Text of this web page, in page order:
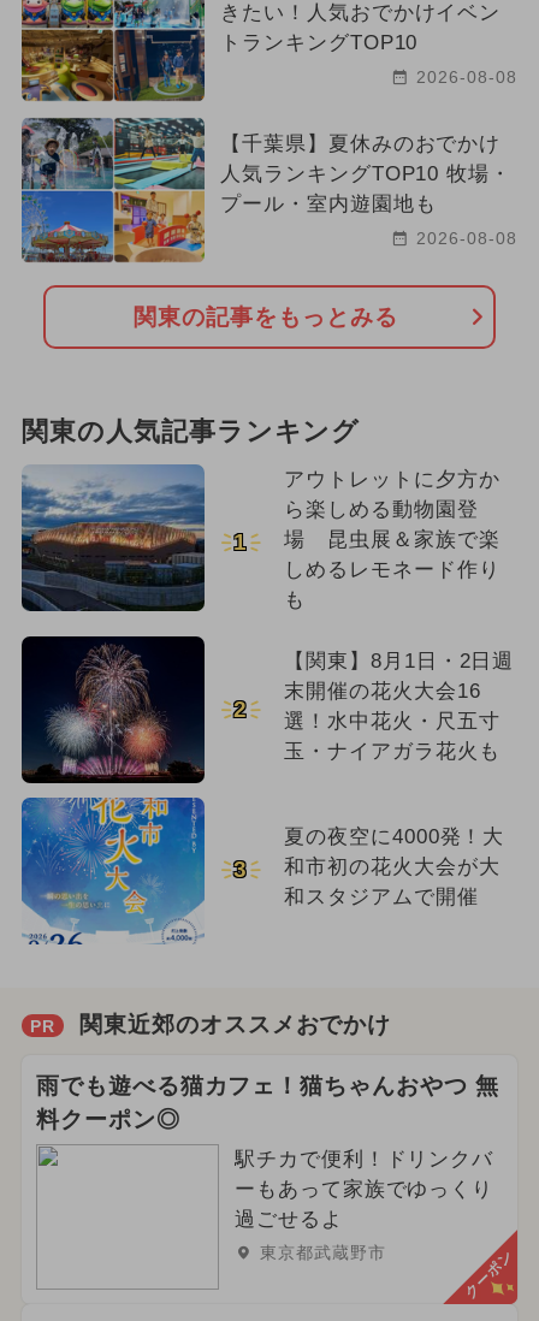
きたい！人気おでかけイベン
トランキングTOP10
2026-08-08
【千葉県】夏休みのおでかけ
人気ランキングTOP10 牧場・
プール・室内遊園地も
2026-08-08
関東の記事をもっとみる
関東の人気記事ランキング
1
アウトレットに夕方か
ら楽しめる動物園登
場 昆虫展＆家族で楽
しめるレモネード作り
も
2
【関東】8月1日・2日週
末開催の花火大会16
選！水中花火・尺五寸
玉・ナイアガラ花火も
3
夏の夜空に4000発！大
和市初の花火大会が大
和スタジアムで開催
PR 関東近郊のオススメおでかけ
雨でも遊べる猫カフェ！猫ちゃんおやつ 無
料クーポン◎
駅チカで便利！ドリンクバ
ーもあって家族でゆっくり
過ごせるよ
東京都武蔵野市 クーポン